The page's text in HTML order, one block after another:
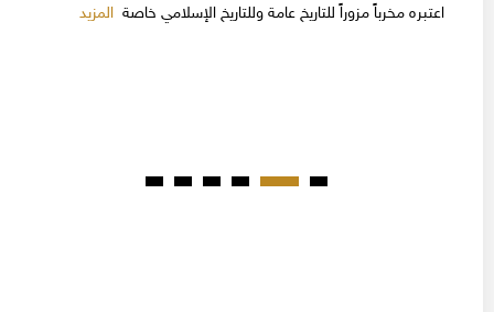
اعتبره مخرباً مزوراً للتاريخ عامة وللتاريخ الإسلامي خاصةالمزيد